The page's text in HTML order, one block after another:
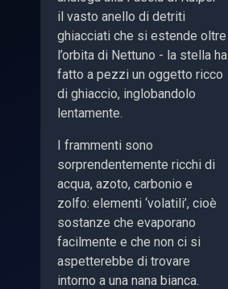
il vasto anello di detriti
ghiacciati che si estende oltre
l’orbita di Nettuno - la stella ha
fatto a pezzi un oggetto ricco
di ghiaccio, inglobandolo
lentamente.
I frammenti sono
sorprendentemente ricchi di
acqua, azoto, carbonio e
zolfo: elementi ‘volatili’, cioè
sostanze che evaporano
facilmente e che non ci si
aspetterebbe di trovare
intorno a una nana bianca.